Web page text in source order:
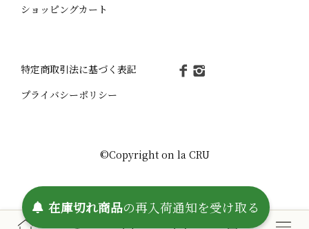
ショッピングカート
特定商取引法に基づく表記
プライバシーポリシー
©Copyright on la CRU
在庫切れ商品の再入荷通知を受け取る